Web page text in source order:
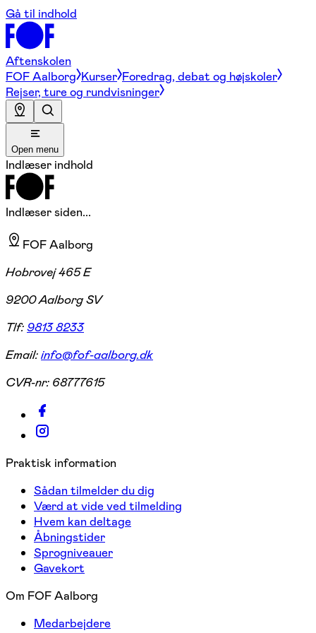
Gå til indhold
Aftenskolen
FOF Aalborg Kurser Foredrag, debat og højskoler
Rejser, ture og rundvisninger
Open menu
Indlæser indhold
Indlæser siden...
FOF Aalborg
Hobrovej 465 E
9200 Aalborg SV
Tlf:9813 8233
Email:info@fof-aalborg.dk
CVR-nr: 68777615
Praktisk information
Sådan tilmelder du dig
Værd at vide ved tilmelding
Hvem kan deltage
Åbningstider
Sprogniveauer
Gavekort
Om FOF Aalborg
Medarbejdere